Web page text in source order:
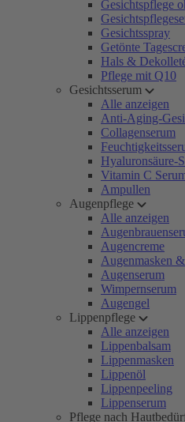
Gesichtspflege
Gesichtsspray
Getönte
Hals &
Pflege mit Q10
Gesichtsserum
Alle anzeigen
Anti-Aging-
Collagenserum
Hyaluronsäure-
Vitamin C
Ampullen
Augenpflege
Alle anzeigen
Augencreme
Augenmasken
Augenserum
Wimpernserum
Augengel
Lippenpflege
Alle anzeigen
Lippenbalsam
Lippenmasken
Lippenöl
Lippenpeeling
Lippenserum
Pflege nach